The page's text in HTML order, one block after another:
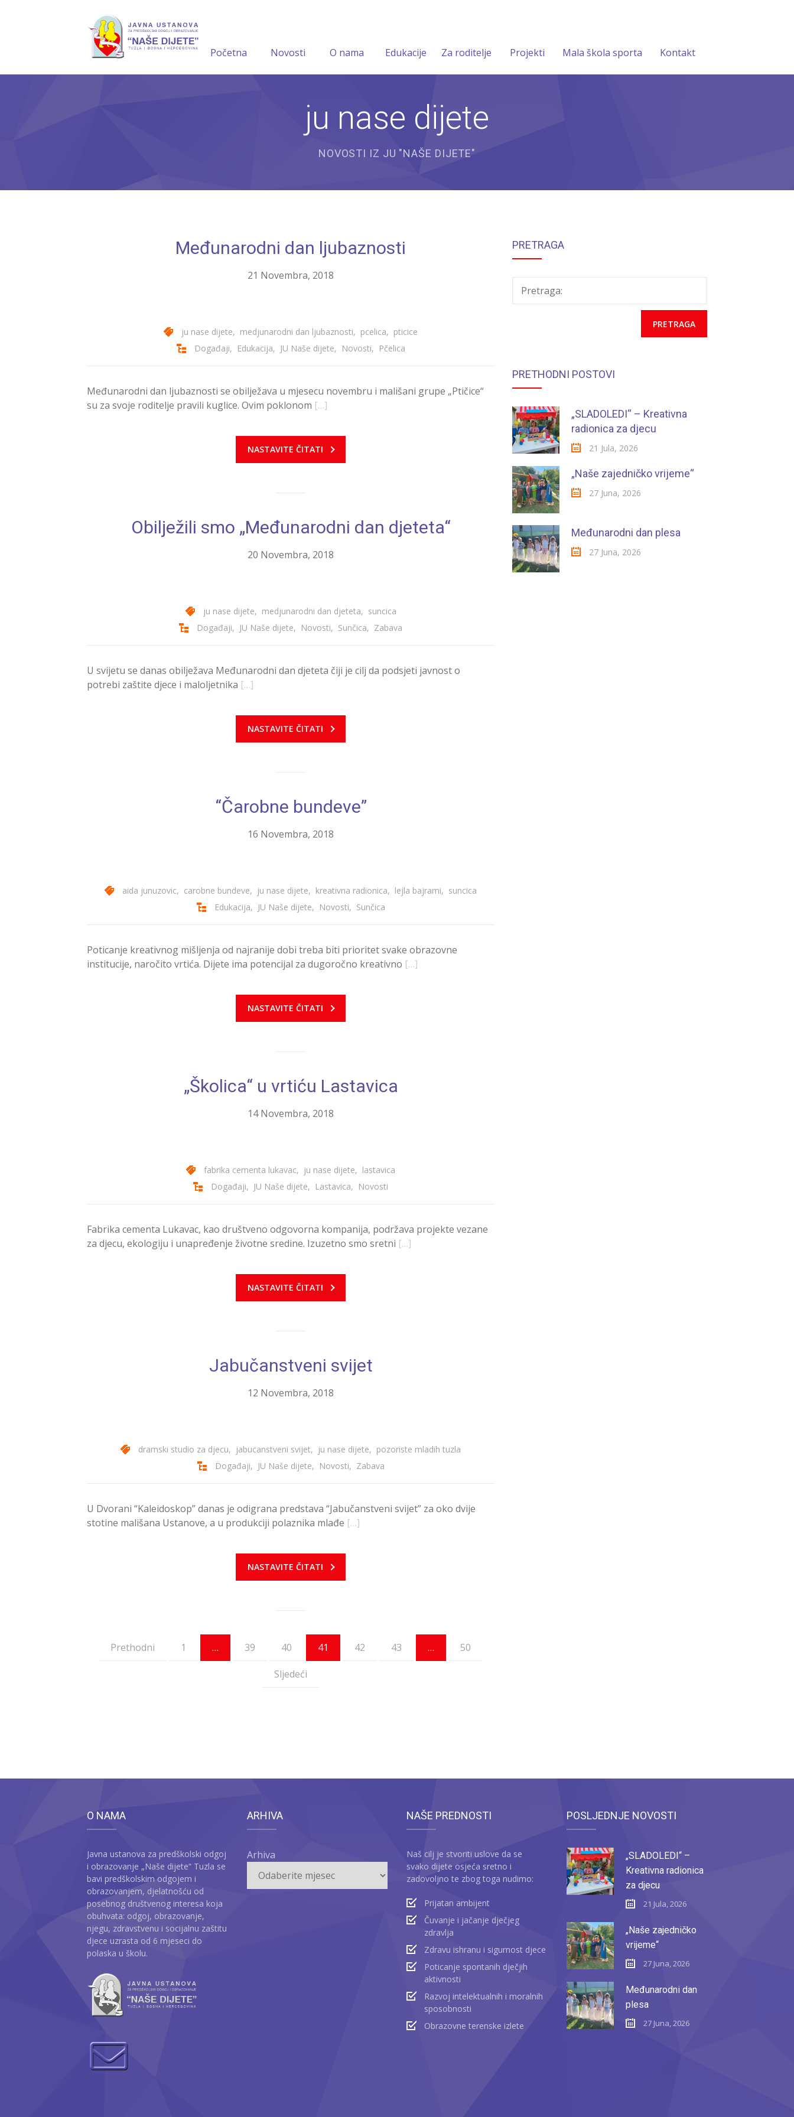
Početna Novosti O nama Edukacije Za roditelje Projekti Mala škola sporta Kontakt
ju nase dijete
NOVOSTI IZ JU "NAŠE DIJETE"
Međunarodni dan ljubaznosti
21 Novembra, 2018
ju nase dijete, medjunarodni dan ljubaznosti, pcelica, pticice
Događaji, Edukacija, JU Naše dijete, Novosti, Pčelica
Međunarodni dan ljubaznosti se obilježava u mjesecu novembru i mališani grupe „Ptičice“
su za svoje roditelje pravili kuglice. Ovim poklonom […]
NASTAVITE ČITATI
Obilježili smo „Međunarodni dan djeteta“
20 Novembra, 2018
ju nase dijete, medjunarodni dan djeteta, suncica
Događaji, JU Naše dijete, Novosti, Sunčica, Zabava
U svijetu se danas obilježava Međunarodni dan djeteta čiji je cilj da podsjeti javnost o
potrebi zaštite djece i maloljetnika […]
NASTAVITE ČITATI
“Čarobne bundeve”
16 Novembra, 2018
aida junuzovic, carobne bundeve, ju nase dijete, kreativna radionica, lejla bajrami, suncica
Edukacija, JU Naše dijete, Novosti, Sunčica
Poticanje kreativnog mišljenja od najranije dobi treba biti prioritet svake obrazovne
institucije, naročito vrtića. Dijete ima potencijal za dugoročno kreativno […]
NASTAVITE ČITATI
„Školica“ u vrtiću Lastavica
14 Novembra, 2018
fabrika cementa lukavac, ju nase dijete, lastavica
Događaji, JU Naše dijete, Lastavica, Novosti
Fabrika cementa Lukavac, kao društveno odgovorna kompanija, podržava projekte vezane
za djecu, ekologiju i unapređenje životne sredine. Izuzetno smo sretni […]
NASTAVITE ČITATI
Jabučanstveni svijet
12 Novembra, 2018
dramski studio za djecu, jabucanstveni svijet, ju nase dijete, pozoriste mladih tuzla
Događaji, JU Naše dijete, Novosti, Zabava
U Dvorani “Kaleidoskop” danas je odigrana predstava “Jabučanstveni svijet” za oko dvije
stotine mališana Ustanove, a u produkciji polaznika mlađe […]
NASTAVITE ČITATI
Prethodni 1 … 39 40 41 42 43 … 50
Sljedeći
PRETRAGA
Pretraga:
PRETHODNI POSTOVI
„SLADOLEDI“ – Kreativna
radionica za djecu
21 Jula, 2026
„Naše zajedničko vrijeme“
27 Juna, 2026
Međunarodni dan plesa
27 Juna, 2026
O NAMA
Javna ustanova za predškolski odgoj
i obrazovanje „Naše dijete“ Tuzla se
bavi predškolskim odgojem i
obrazovanjem, djelatnošću od
posebnog društvenog interesa koja
obuhvata: odgoj, obrazovanje,
njegu, zdravstvenu i socijalnu zaštitu
djece uzrasta od 6 mjeseci do
polaska u školu.
ARHIVA
Arhiva
NAŠE PREDNOSTI
Naš cilj je stvoriti uslove da se
svako dijete osjeća sretno i
zadovoljno te zbog toga nudimo:
Prijatan ambijent
Čuvanje i jačanje dječjeg
zdravlja
Zdravu ishranu i sigurnost djece
Poticanje spontanih dječjih
aktivnosti
Razvoj intelektualnih i moralnih
sposobnosti
Obrazovne terenske izlete
POSLJEDNJE NOVOSTI
„SLADOLEDI“ –
Kreativna radionica
za djecu
21 Jula, 2026
„Naše zajedničko
vrijeme“
27 Juna, 2026
Međunarodni dan
plesa
27 Juna, 2026